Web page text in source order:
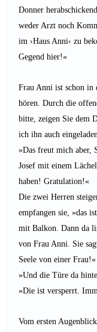
Donner
weder Arzt noch
im ›Haus Anni‹ zu
Gegend hier!«
Frau Anni ist schon in
hören. Durch die
bitte, zeigen Sie dem
ich ihn auch
»Das freut mich aber,
Josef mit einem
haben! Gratulation!«
Die zwei Herren
empfangen sie, »das
mit Balkon. Dann da
von Frau Anni. Sie
Seele von einer Frau!«
»Und die Türe da
»Die ist versperrt.
Vom ersten